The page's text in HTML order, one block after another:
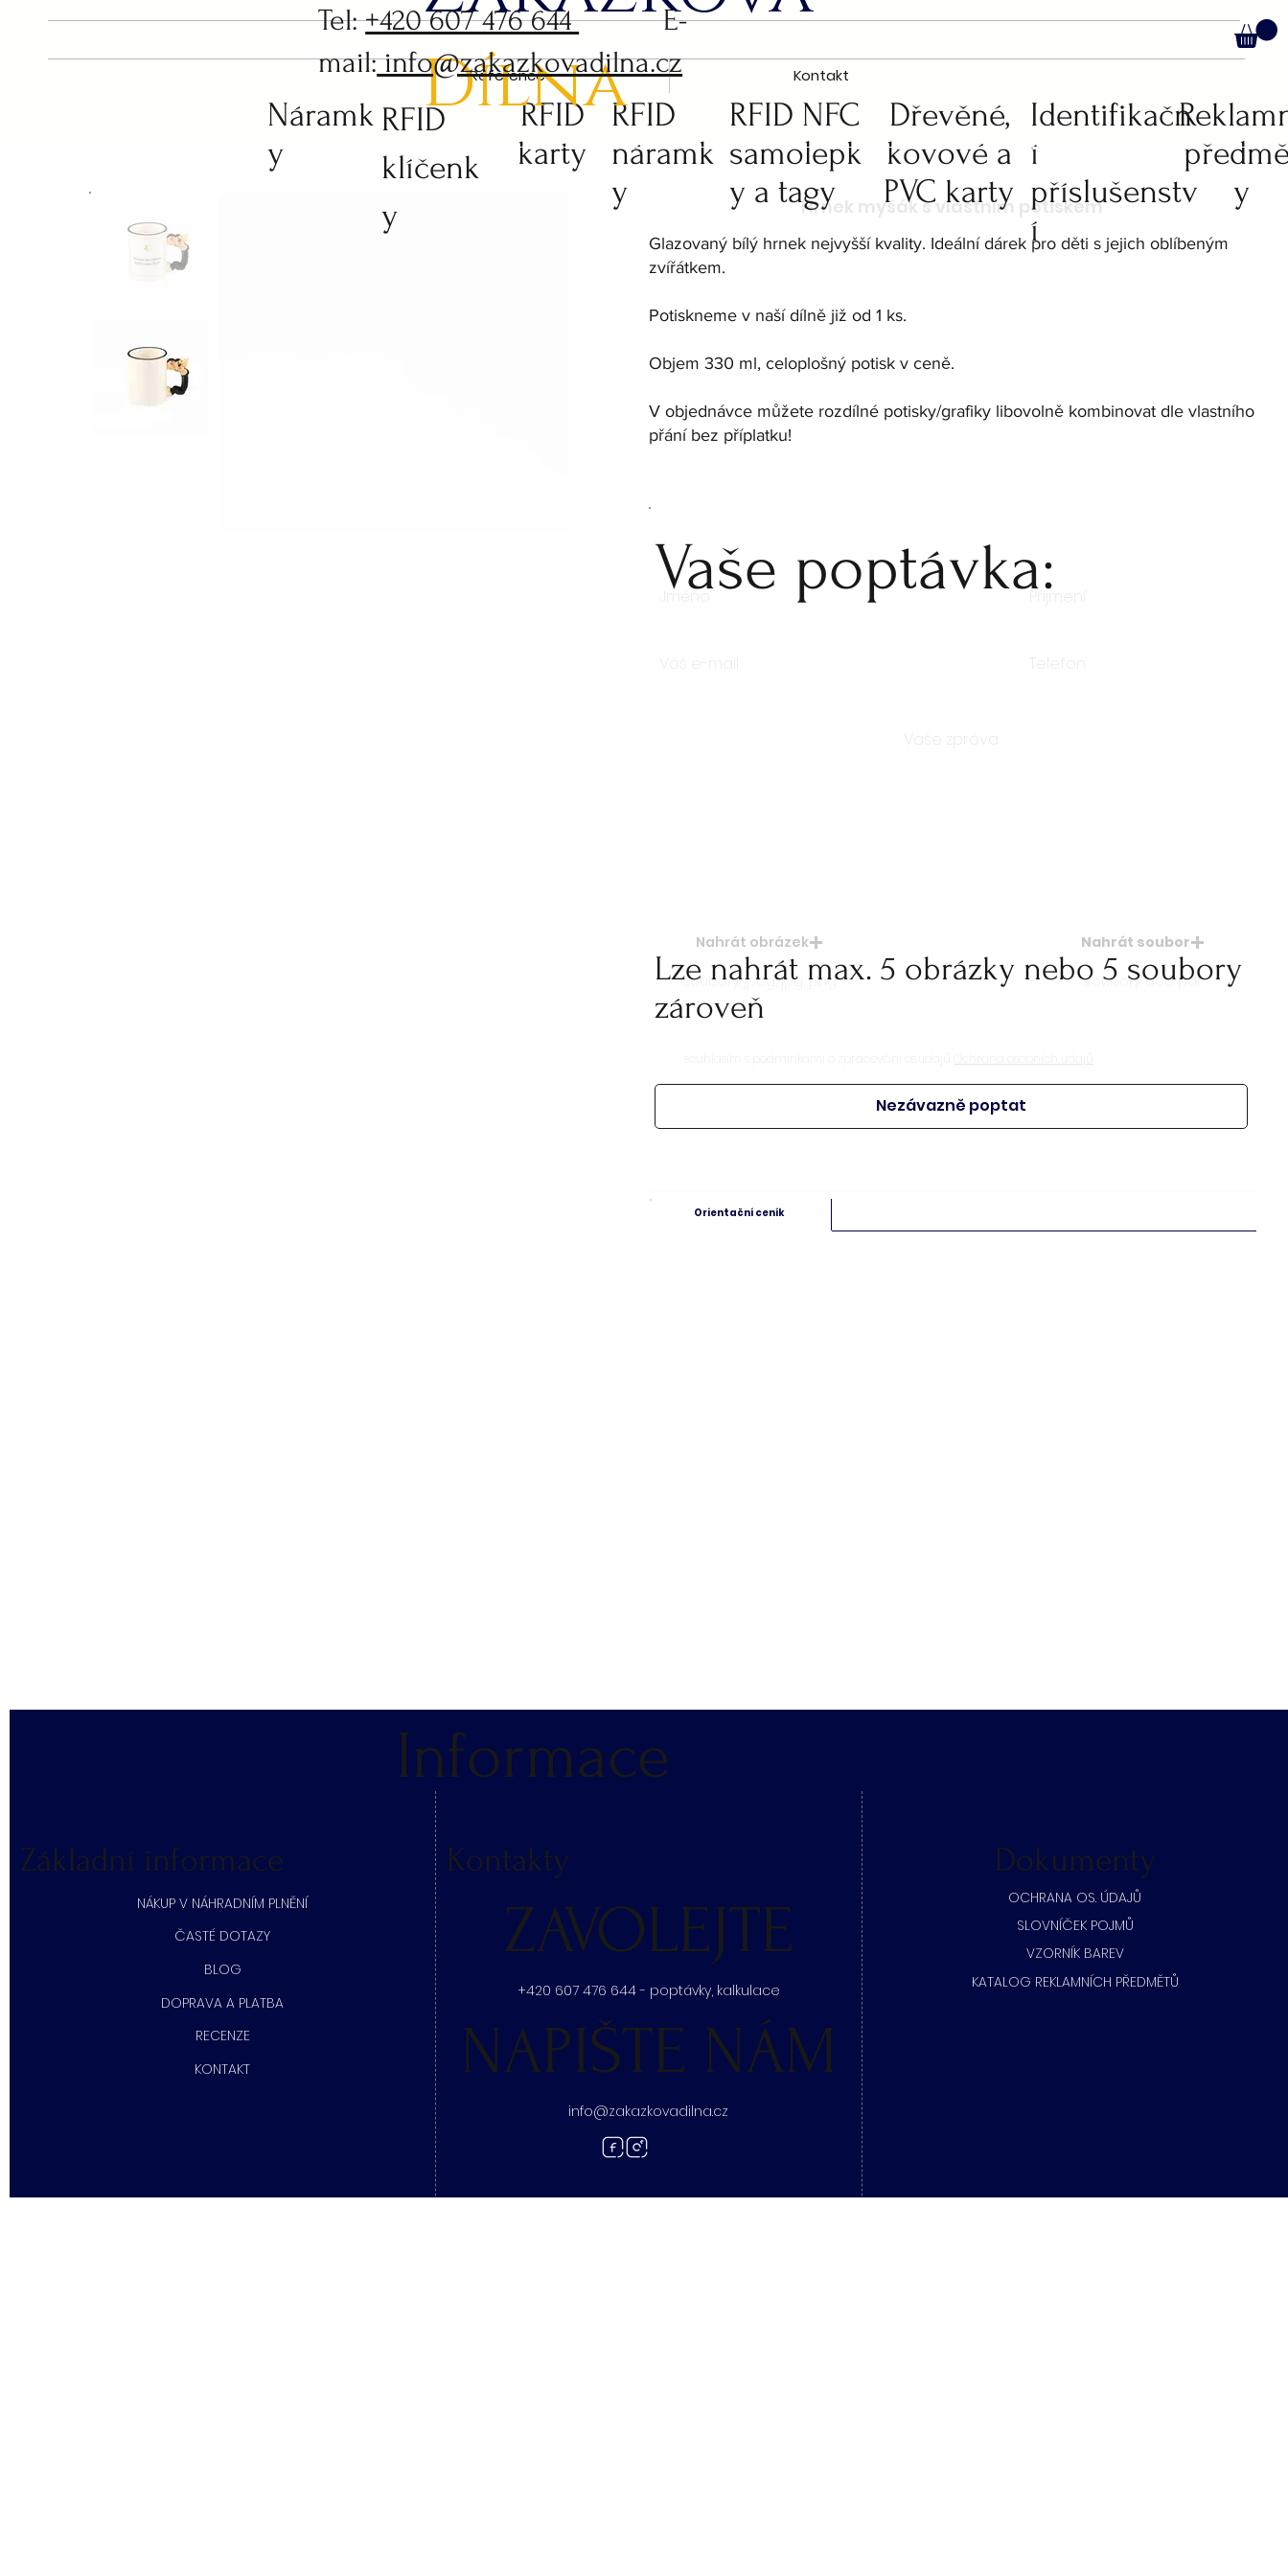
RFID
klíčenk
y
Náramk
y
RFID
karty
RFID
náramk
y
Dřevěné,
kovové a
PVC karty
Identifikačn
í
příslušenstv
í
y
RFID NFC
samolepk
y a tagy
Reference Kontakt
Dílna
Glazovaný bílý hrnek nejvyšší kvality. Ideální dárek pro děti s jejich oblíbeným
zvířátkem.
Potiskneme v naší dílně již od 1 ks.
Objem 330 ml, celoplošný potisk v ceně.
V objednávce můžete rozdílné potisky/grafiky libovolně kombinovat dle vlastního
přání bez příplatku!
Vaše poptávka:
Nahrát obrázek
soubory: jpeg, jpg, png
Nahrát soubor
soubory: doc. pdf.
Lze nahrát max. 5 obrázky nebo 5 soubory
zároveň
Nezávazně poptat
Orientační ceník
Kontakty
ZAVOLEJTE
+420 607 476 644 - poptávky, kalkulace
NAPIŠTE NÁM
info@zakazkovadilna.cz
Dokumenty
​OCHRANA OS. ÚDAJŮ
SLOVNÍČEK POJMŮ
​VZORNÍK BAREV
KATALOG REKLAMNÍCH PŘEDMĚTŮ
Informace
Základní informace
NÁKUP V NÁHRADNÍM PLNĚNÍ
ČASTÉ DOTAZY
BLOG
DOPRAVA A PLATBA
RECENZE
KONTAKT
Tel:+420 607 476 644E-
mail:info@zakazkovadilna.cz